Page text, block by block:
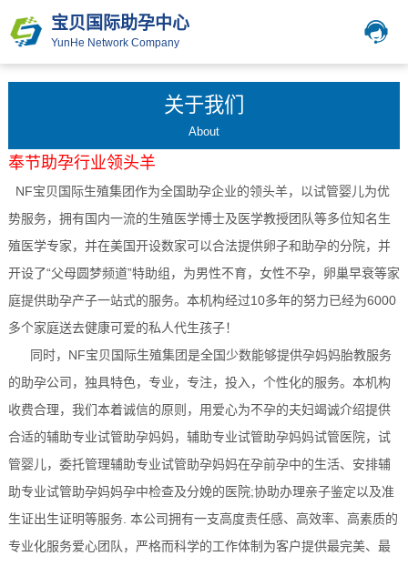
宝贝国际助孕中心
YunHe Network Company
关于我们
About
奉节助孕行业领头羊
NF宝贝国际生殖集团作为全国助孕企业的领头羊，以试管婴儿为优
势服务，拥有国内一流的生殖医学博士及医学教授团队等多位知名生
殖医学专家，并在美国开设数家可以合法提供卵子和助孕的分院，并
开设了“父母圆梦频道”特助组，为男性不育，女性不孕，卵巢早衰等家
庭提供助孕产子一站式的服务。本机构经过10多年的努力已经为6000
多个家庭送去健康可爱的私人代生孩子！
同时，NF宝贝国际生殖集团是全国少数能够提供孕妈妈胎教服务
的助孕公司，独具特色，专业，专注，投入，个性化的服务。本机构
收费合理，我们本着诚信的原则，用爱心为不孕的夫妇竭诚介绍提供
合适的辅助专业试管助孕妈妈，辅助专业试管助孕妈妈试管医院，试
管婴儿，委托管理辅助专业试管助孕妈妈在孕前孕中的生活、安排辅
助专业试管助孕妈妈孕中检查及分娩的医院;协助办理亲子鉴定以及准
生证出生证明等服务. 本公司拥有一支高度责任感、高效率、高素质的
专业化服务爱心团队，严格而科学的工作体制为客户提供最完美、最